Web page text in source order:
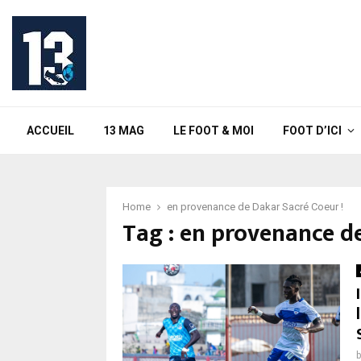
ACCUEIL 13 MAG LE FOOT & MOI FOOT D’ICI
Home en provenance de Dakar Sacré Coeur !
Tag : en provenance